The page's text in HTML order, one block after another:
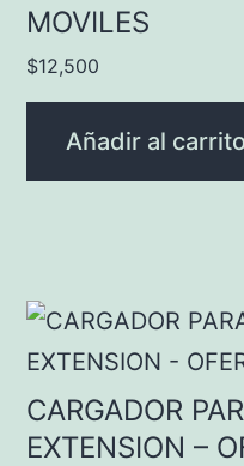
MOVILES
$12,500
Añadir al carrito
CARGADOR
EXTENSION –